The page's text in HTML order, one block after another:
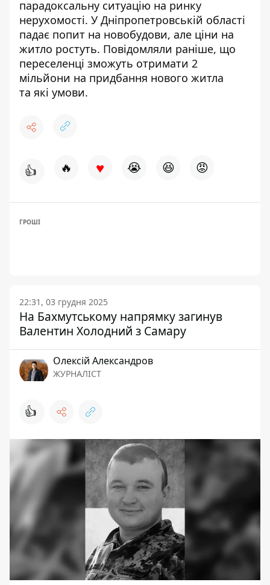
парадоксальну ситуацію на ринку
нерухомості. У Дніпропетровській області
падає попит на новобудови, але ціни на
житло ростуть. Повідомляли раніше, що
переселенці зможуть отримати 2
мільйони на придбання нового житла
та які умови.
👍 🔥 ♥ 😭 😆 😡
ГРОШІ
22:31, 03 грудня 2025
На Бахмутському напрямку загинув
Валентин Холодний з Самару
Олексій Александров
ЖУРНАЛІСТ
👍